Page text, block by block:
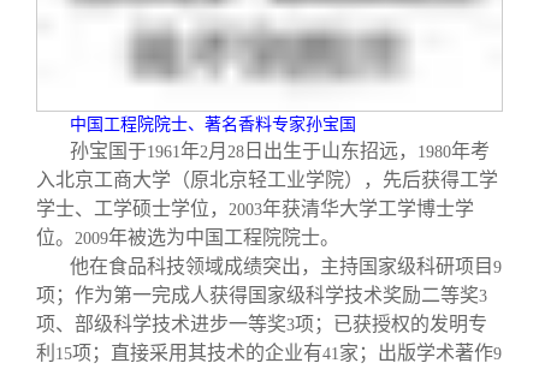
信息化服务
三创大赛
实用信息
总会简介
会长致辞
总会章程
理事会名单
制度法规
关闭
中国工程院院士、著名香料专家孙宝国
孙宝国于1961年2 月 28 日出生于山东招远， 1980年考
入北京工商大学（原北京轻工业学院），先后获得工学
学士、工学硕士学位，
2003年获清华大学工学博士学
位。
2009年被选为中国工程院院士。
他在食品科技领域成绩突出，主持国家级科研项目 9
项；作为第一完成人获得国家级科学技术奖励二等奖3
项、部级科学技术进步一等奖3项；已获授权的发明专
利 15项；直接采用其技术的企业有41 家；出版学术著作9